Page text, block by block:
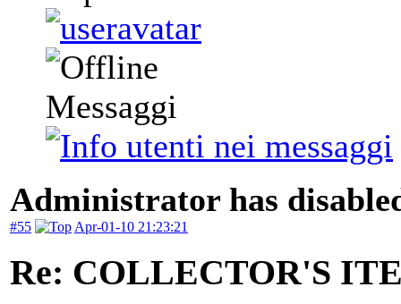
Messaggi
Administrator has
#55 Apr-01-10 21:23:21
Re: COLLECTOR'S